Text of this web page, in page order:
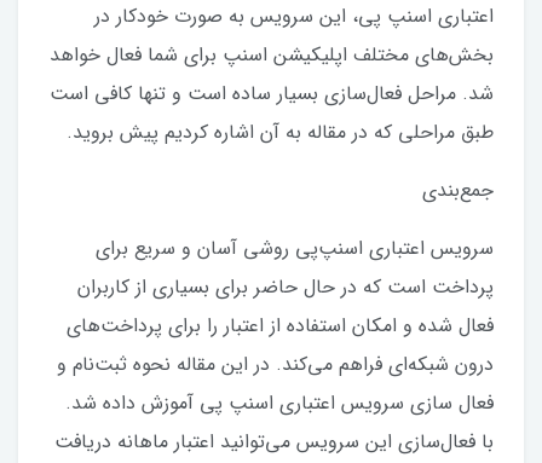
اعتباری اسنپ پی، این سرویس به صورت خودکار در
بخش‌های مختلف اپلیکیشن اسنپ برای شما فعال خواهد
شد. مراحل فعال‌سازی بسیار ساده است و تنها کافی است
طبق مراحلی که در مقاله به آن اشاره کردیم پیش بروید.
جمع‌بندی
سرویس اعتباری اسنپ‌پی روشی آسان و سریع برای
پرداخت است که در حال حاضر برای بسیاری از کاربران
فعال شده و امکان استفاده از اعتبار را برای پرداخت‌های
درون شبکه‌ای فراهم می‌کند. در این مقاله نحوه ثبت‌نام و
فعال سازی سرویس اعتباری اسنپ پی آموزش داده شد.
با فعال‌سازی این سرویس می‌توانید اعتبار ماهانه دریافت